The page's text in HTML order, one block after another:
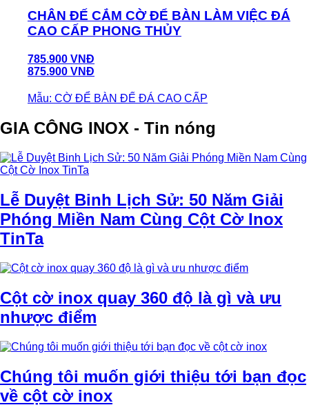
CHÂN ĐẾ CẮM CỜ ĐỂ BÀN LÀM VIỆC ĐÁ
CAO CẤP PHONG THỦY
785.900 VNĐ
875.900 VNĐ
Mẫu: CỜ ĐỂ BÀN ĐẾ ĐÁ CAO CẤP
GIA CÔNG INOX - Tin nóng
Lễ Duyệt Binh Lịch Sử: 50 Năm Giải
Phóng Miền Nam Cùng Cột Cờ Inox
TinTa
Cột cờ inox quay 360 độ là gì và ưu
nhược điểm
Chúng tôi muốn giới thiệu tới bạn đọc
về cột cờ inox